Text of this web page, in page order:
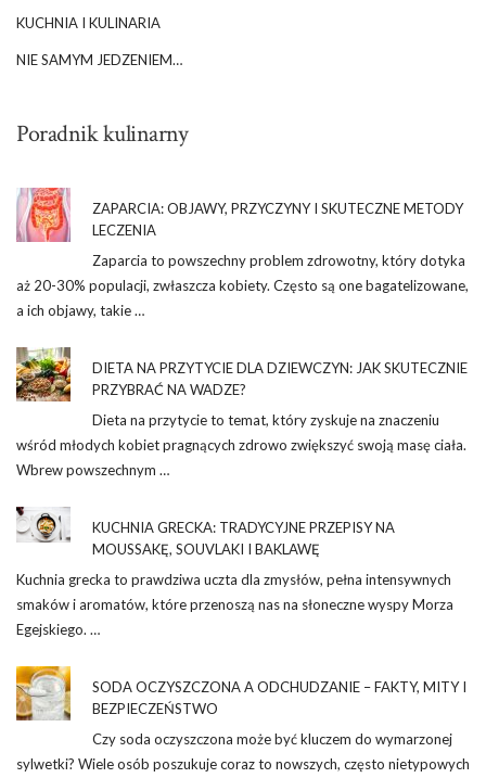
KUCHNIA I KULINARIA
NIE SAMYM JEDZENIEM…
Poradnik kulinarny
ZAPARCIA: OBJAWY, PRZYCZYNY I SKUTECZNE METODY
LECZENIA
Zaparcia to powszechny problem zdrowotny, który dotyka
aż 20-30% populacji, zwłaszcza kobiety. Często są one bagatelizowane,
a ich objawy, takie …
DIETA NA PRZYTYCIE DLA DZIEWCZYN: JAK SKUTECZNIE
PRZYBRAĆ NA WADZE?
Dieta na przytycie to temat, który zyskuje na znaczeniu
wśród młodych kobiet pragnących zdrowo zwiększyć swoją masę ciała.
Wbrew powszechnym …
KUCHNIA GRECKA: TRADYCYJNE PRZEPISY NA
MOUSSAKĘ, SOUVLAKI I BAKLAWĘ
Kuchnia grecka to prawdziwa uczta dla zmysłów, pełna intensywnych
smaków i aromatów, które przenoszą nas na słoneczne wyspy Morza
Egejskiego. …
SODA OCZYSZCZONA A ODCHUDZANIE – FAKTY, MITY I
BEZPIECZEŃSTWO
Czy soda oczyszczona może być kluczem do wymarzonej
sylwetki? Wiele osób poszukuje coraz to nowszych, często nietypowych